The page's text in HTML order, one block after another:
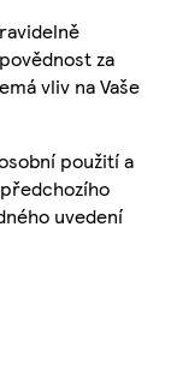
za
vliv na Vaše
použití a
uvedení